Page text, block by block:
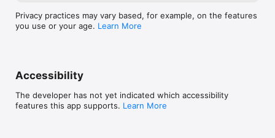
Privacy practices may vary based, for example, on the features
you use or your age. Learn More
Accessibility
The developer has not yet indicated which accessibility
features this app supports. Learn More